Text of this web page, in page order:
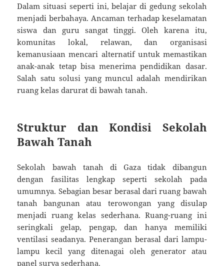
Dalam situasi seperti ini, belajar di gedung sekolah
menjadi berbahaya. Ancaman terhadap keselamatan
siswa dan guru sangat tinggi. Oleh karena itu,
komunitas lokal, relawan, dan organisasi
kemanusiaan mencari alternatif untuk memastikan
anak-anak tetap bisa menerima pendidikan dasar.
Salah satu solusi yang muncul adalah mendirikan
ruang kelas darurat di bawah tanah.
Struktur dan Kondisi Sekolah
Bawah Tanah
Sekolah bawah tanah di Gaza tidak dibangun
dengan fasilitas lengkap seperti sekolah pada
umumnya. Sebagian besar berasal dari ruang bawah
tanah bangunan atau terowongan yang disulap
menjadi ruang kelas sederhana. Ruang-ruang ini
seringkali gelap, pengap, dan hanya memiliki
ventilasi seadanya. Penerangan berasal dari lampu-
lampu kecil yang ditenagai oleh generator atau
panel surya sederhana.